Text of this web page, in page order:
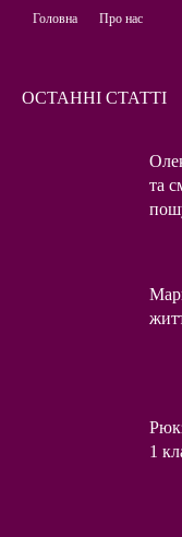
Головна Про нас
ОСТАННІ СТАТТІ
та
1